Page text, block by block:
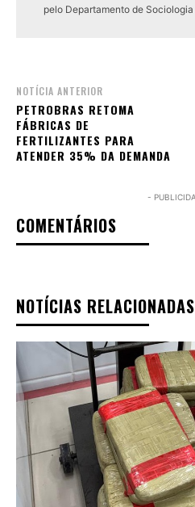
pelo Departamento de
NOTÍCIA ANTERIOR
PETROBRAS RETOMA
FÁBRICAS DE
FERTILIZANTES PARA
ATENDER 35% DA DEMANDA
-
COMENTÁRIOS
NOTÍCIAS RELACIONADAS